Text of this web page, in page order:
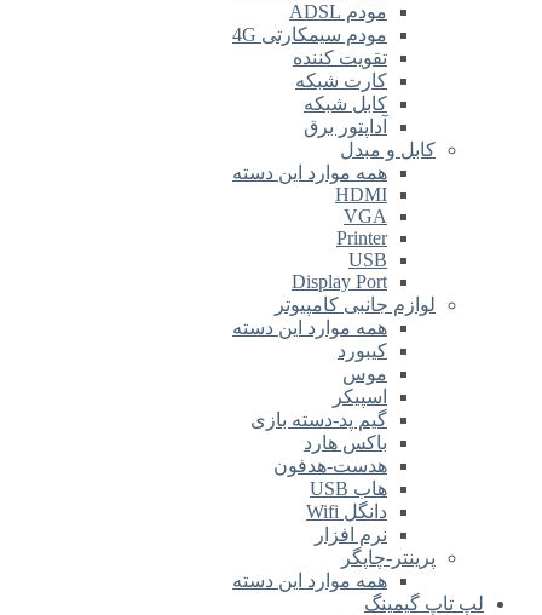
مودم ADSL
مودم سیمکارتی 4G
تقویت کننده
کارت شبکه
کابل شبکه
آداپتور برق
کابل و مبدل
همه موارد این دسته
HDMI
VGA
Printer
USB
Display Port
لوازم جانبی کامپیوتر
همه موارد این دسته
کیبورد
موس
اسپیکر
گیم پد-دسته بازی
باکس هارد
هدست-هدفون
هاب USB
دانگل Wifi
نرم افزار
پرینتر-چاپگر
همه موارد این دسته
لپ تاپ گیمینگ